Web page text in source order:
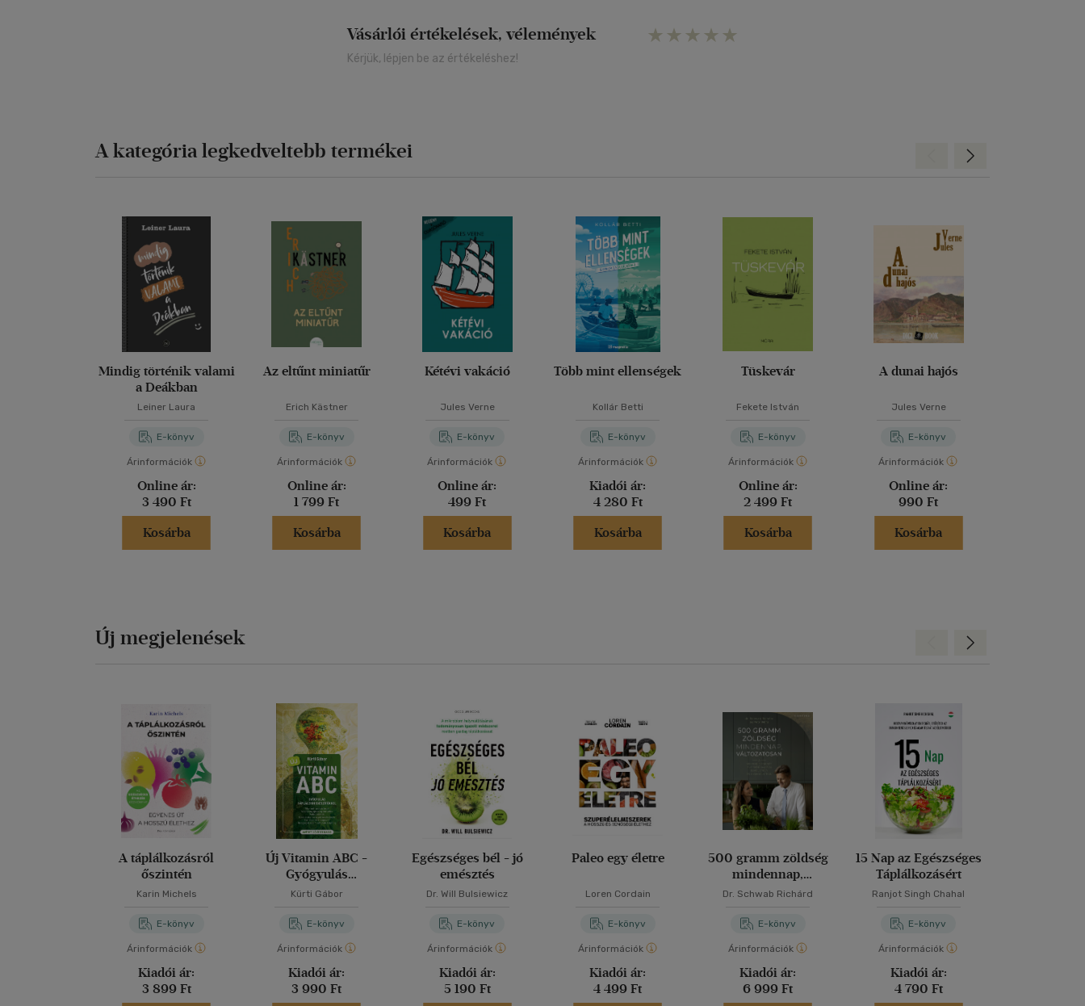
Vásárlói értékelések, vélemények
Kérjük, lépjen be az értékeléshez!
A kategória legkedveltebb termékei
Mindig történik valami
a Deákban
Leiner Laura
E-könyv
Árinformációk
Online ár:
3 490 Ft
Kosárba
Az eltűnt miniatűr
Erich Kästner
E-könyv
Árinformációk
Online ár:
1 799 Ft
Kosárba
Kétévi vakáció
Jules Verne
E-könyv
Árinformációk
Online ár:
499 Ft
Kosárba
Több mint ellenségek
Kollár Betti
E-könyv
Árinformációk
Kiadói ár:
4 280 Ft
Kosárba
Tüskevár
Fekete István
E-könyv
Árinformációk
Online ár:
2 499 Ft
Kosárba
A dunai hajós
Jules Verne
E-könyv
Árinformációk
Online ár:
990 Ft
Kosárba
Előre
Új megjelenések
A táplálkozásról
őszintén
Karin Michels
E-könyv
Árinformációk
Kiadói ár:
3 899 Ft
Új Vitamin ABC -
Gyógyulás
táplálékkiegészítőkkel
Kürti Gábor
E-könyv
Árinformációk
Kiadói ár:
3 990 Ft
Egészséges bél - jó
emésztés
Dr. Will Bulsiewicz
E-könyv
Árinformációk
Kiadói ár:
5 190 Ft
Paleo egy életre
Loren Cordain
E-könyv
Árinformációk
Kiadói ár:
4 499 Ft
500 gramm zöldség
mindennap,
változatosan - A
életmód alapjai
elméletben és
gyakorlatban
Dr. Schwab Richárd
E-könyv
Árinformációk
Kiadói ár:
6 999 Ft
15 Nap az Egészséges
Táplálkozásért
Ranjot Singh Chahal
E-könyv
Árinformációk
Kiadói ár:
4 790 Ft
Előre